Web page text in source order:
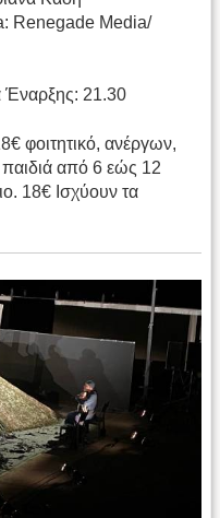
Renegade Media/
Έναρξης: 21.30
φοιτητικό, ανέργων,
από 6 εώς 12
18€ Ισχύουν τα